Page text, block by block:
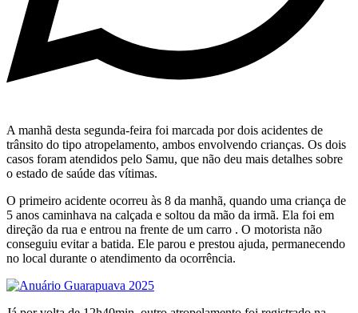
A manhã desta segunda-feira foi marcada por dois acidentes de
trânsito do tipo atropelamento, ambos envolvendo crianças. Os dois
casos foram atendidos pelo Samu, que não deu mais detalhes sobre
o estado de saúde das vítimas.
O primeiro acidente ocorreu às 8 da manhã, quando uma criança de
5 anos caminhava na calçada e soltou da mão da irmã. Ela foi em
direção da rua e entrou na frente de um carro . O motorista não
conseguiu evitar a batida. Ele parou e prestou ajuda, permanecendo
no local durante o atendimento da ocorrência.